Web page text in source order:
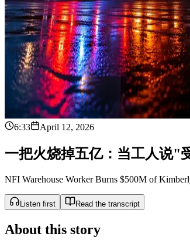
6:33 April 12, 2026
一把火烧掉五亿： 当工人说"
NFI Warehouse Worker Burns $500M of
Listen first Read the transcript
About this story